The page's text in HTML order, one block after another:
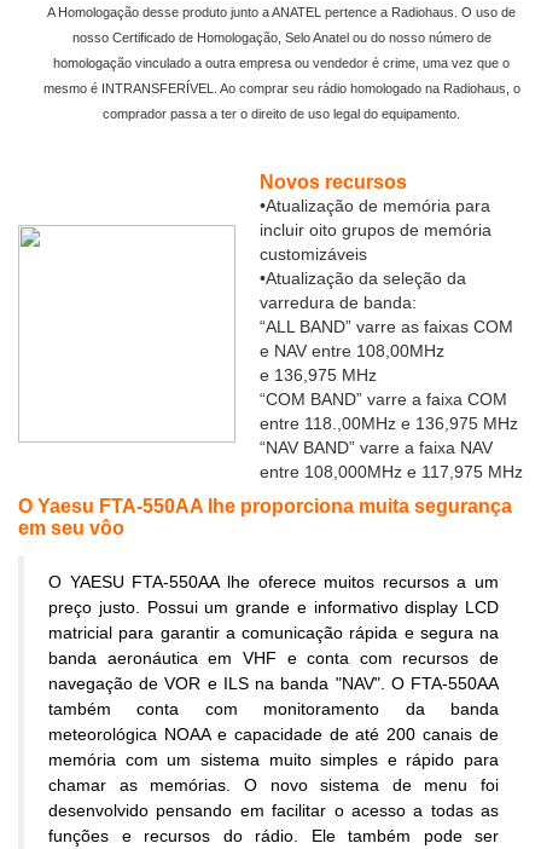
A Homologação desse produto junto a ANATEL pertence a Radiohaus. O uso de
nosso Certificado de Homologação, Selo Anatel ou do nosso número de
homologação vinculado a outra empresa ou vendedor é crime, uma vez que o
mesmo é INTRANSFERÍVEL. Ao comprar seu rádio homologado na Radiohaus, o
comprador passa a ter o direito de uso legal do equipamento.
Novos recursos
•Atualização de memória para
incluir oito grupos de memória
customizáveis
•Atualização da seleção da
varredura de banda:
“ALL BAND” varre as faixas COM
e NAV entre 108,00MHz
e 136,975 MHz
“COM BAND” varre a faixa COM
entre 118.,00MHz e 136,975 MHz
“NAV BAND” varre a faixa NAV
entre 108,000MHz e 117,975 MHz
O Yaesu FTA-550AA lhe proporciona muita segurança
em seu vôo
O YAESU FTA-550AA lhe oferece muitos recursos a um
preço justo. Possui um grande e informativo display LCD
matricial para garantir a comunicação rápida e segura na
banda aeronáutica em VHF e conta com recursos de
navegação de VOR e ILS na banda "NAV". O FTA-550AA
também conta com monitoramento da banda
meteorológica NOAA e capacidade de até 200 canais de
memória com um sistema muito simples e rápido para
chamar as memórias. O novo sistema de menu foi
desenvolvido pensando em facilitar o acesso a todas as
funções e recursos do rádio. Ele também pode ser